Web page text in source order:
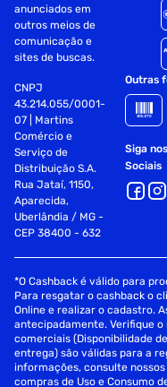
anunciados em
outros meios de
comunicação e
sites de buscas.
CNPJ
43.214.055/0001-
07 | Martins
Comércio e
Serviço de
Distribuição S.A.
Rua Jataí, 1150,
Aparecida,
Uberlândia / MG -
CEP 38400 - 632
Outras
Siga
Sociais
*O Cashback é válido para
Para resgatar o cashback o
Online e realizar o cadastro.
antecipadamente. Verifique
comerciais (Disponibilidade
entrega) são válidas para a
informações, consulte nossos
compras de Uso e Consumo